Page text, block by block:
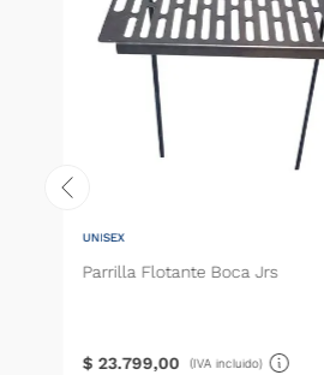
UNISEX
Parrilla Flotante Boca Jrs
$ 23.799,00 (IVA incluido)